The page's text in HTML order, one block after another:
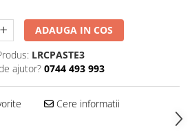
ADAUGA IN COS
LRCPASTE3
ajutor? 0744 493 993
Cere informatii